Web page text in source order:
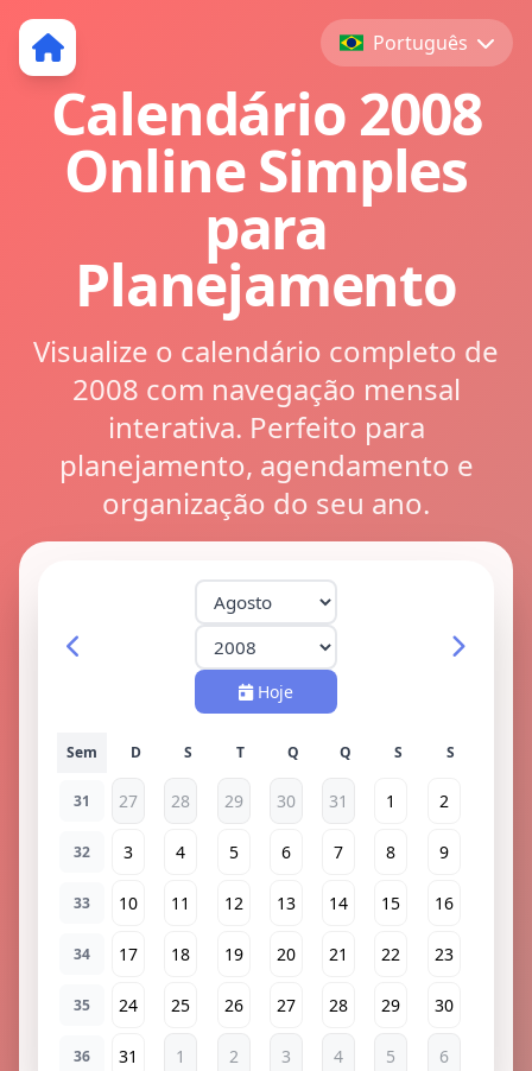
Português
Calendário 2008
Online Simples
para
Planejamento
Visualize o calendário completo de
2008 com navegação mensal
interativa. Perfeito para
planejamento, agendamento e
organização do seu ano.
Hoje
Sem
31 27 28 29 30 31 1 2
32 3 4 5 6 7 8 9
33 10 11 12 13 14 15 16
34 17 18 19 20 21 22 23
35 24 25 26 27 28 29 30
36 31 1 2 3 4 5 6